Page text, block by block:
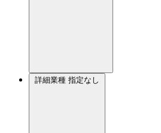
詳細業種 指定なし